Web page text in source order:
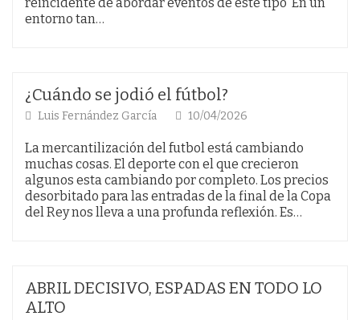
entorno tan…
¿Cuándo se jodió el fútbol?
Luis Fernández García 10/04/2026
La mercantilización del futbol está cambiando
muchas cosas. El deporte con el que crecieron
algunos esta cambiando por completo. Los precios
desorbitado para las entradas de la final de la Copa
del Rey nos lleva a una profunda reflexión. Es…
ABRIL DECISIVO, ESPADAS EN TODO LO
ALTO